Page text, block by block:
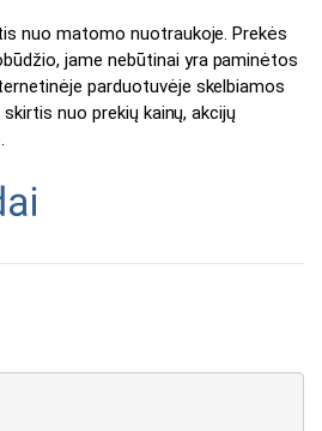
nuo matomo nuotraukoje. Prekės
jame nebūtinai yra paminėtos
parduotuvėje skelbiamos
nuo prekių kainų, akcijų